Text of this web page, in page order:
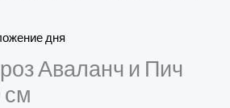
дня
Аваланч и Пич
см